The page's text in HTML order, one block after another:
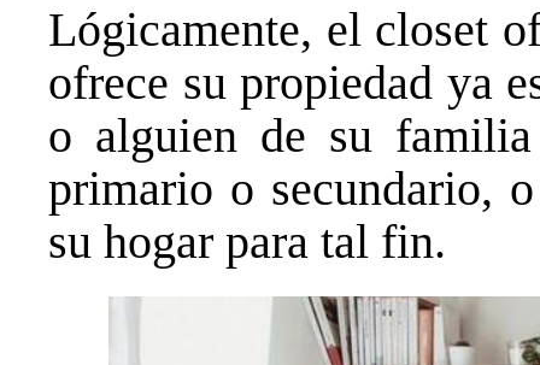
Lógicamente, el closet
ofrece su propiedad ya
o alguien de su
primario o secundario,
su hogar para tal fin.